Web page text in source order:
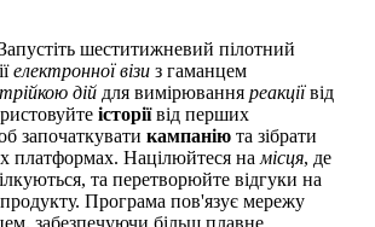
шеститижневий пілотний
електронної візи з гаманцем
трійкою дій для вимірювання реакціївід
історіївід перших
започаткувати кампанію та зібрати
платформах. Націлюйтеся на місця, де
та перетворюйте відгуки на
Програма пов'язує мережу
забезпечуючи більш плавне